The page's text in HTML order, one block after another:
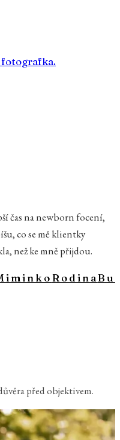
fotografka.
čas na newborn focení,
co se mě klientky
než ke mně přijdou.
Rodina
před objektivem.